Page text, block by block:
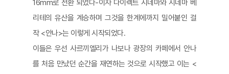
16mm로 전환 되었다-이자 다이렉트 시네마와 시네마 베
리테의 유산을 계승하며 그것을 한계에까지 밀어붙인 걸
작 <안나>는 이렇게 시작되었다.
이들은 우선 사르끼엘리가 나보나 광장의 카페에서 안나
를 처음 만났던 순간을 재연하는 것으로 시작했고 이는 <